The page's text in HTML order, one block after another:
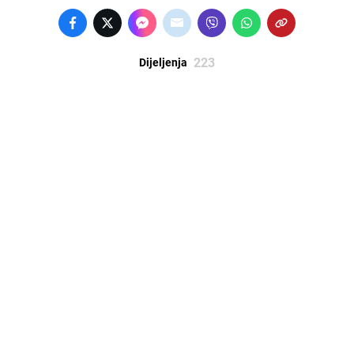
Dijeljenja 223